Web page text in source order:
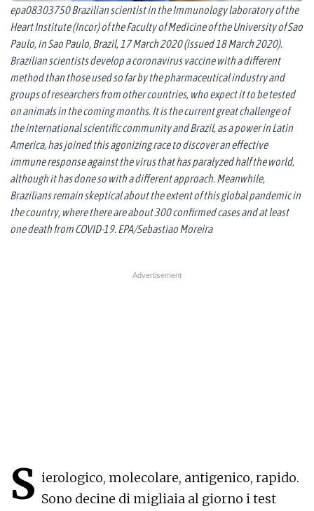
epa08303750 Brazilian scientist in the Immunology laboratory of the
Heart Institute (Incor) of the Faculty of Medicine of the University of Sao
Paulo, in Sao Paulo, Brazil, 17 March 2020 (issued 18 March 2020).
Brazilian scientists develop a coronavirus vaccine with a different
method than those used so far by the pharmaceutical industry and
groups of researchers from other countries, who expect it to be tested
on animals in the coming months. It is the current great challenge of
the international scientific community and Brazil, as a power in Latin
America, has joined this agonizing race to discover an effective
immune response against the virus that has paralyzed half the world,
although it has done so with a different approach. Meanwhile,
Brazilians remain skeptical about the extent of this global pandemic in
the country, where there are about 300 confirmed cases and at least
one death from COVID-19. EPA/Sebastiao Moreira
S ierologico, molecolare, antigenico, rapido.
Sono decine di migliaia al giorno i test